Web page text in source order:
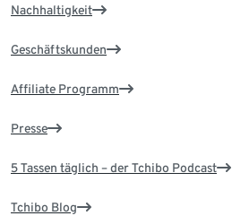
Nachhaltigkeit
Geschäftskunden
Affiliate Programm
Presse
5 Tassen täglich – der Tchibo Podcast
Tchibo Blog